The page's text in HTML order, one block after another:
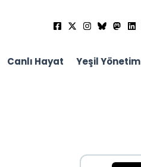
Canlı Hayat Yeşil Yönetim